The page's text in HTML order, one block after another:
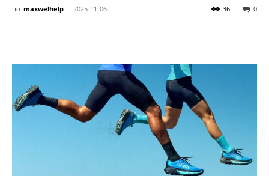
по maxwelhelp - 2025-11-06 0
36